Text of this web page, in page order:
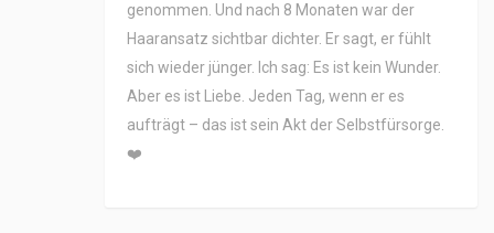
genommen. Und nach 8 Monaten war der
Haaransatz sichtbar dichter. Er sagt, er fühlt
sich wieder jünger. Ich sag: Es ist kein Wunder.
Aber es ist Liebe. Jeden Tag, wenn er es
aufträgt – das ist sein Akt der Selbstfürsorge.
❤️